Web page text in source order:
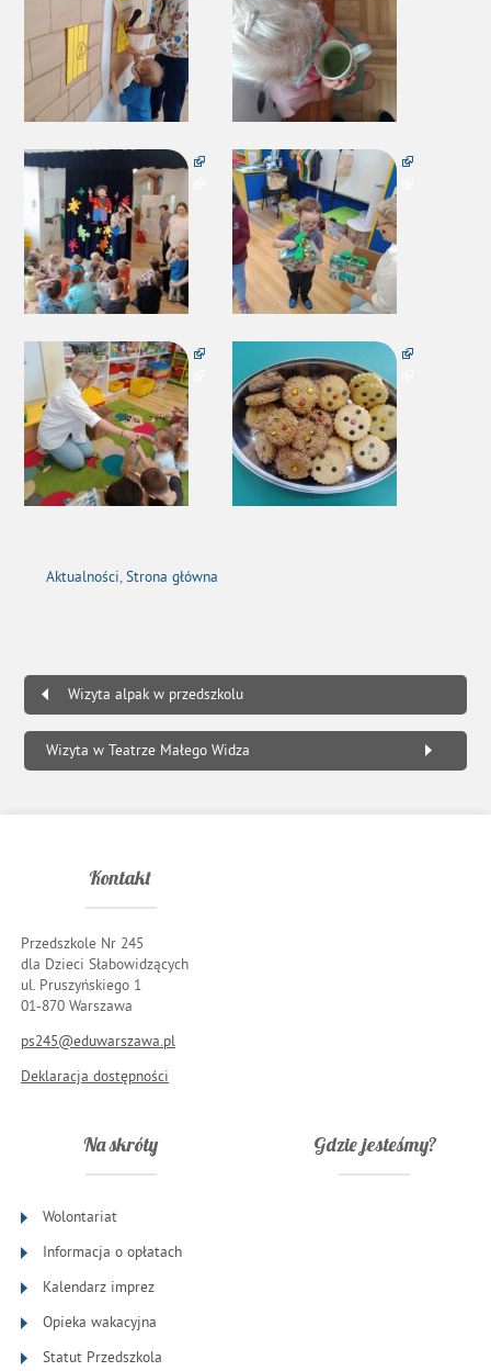
Aktualności,Strona główna
Wizyta alpak w przedszkolu
Wizyta w Teatrze Małego Widza
Kontakt
Przedszkole Nr 245
dla Dzieci Słabowidzących
ul. Pruszyńskiego 1
01-870 Warszawa
ps245@eduwarszawa.pl
Deklaracja dostępności
Na skróty
Wolontariat
Informacja o opłatach
Kalendarz imprez
Opieka wakacyjna
Statut Przedszkola
Gdzie jesteśmy?